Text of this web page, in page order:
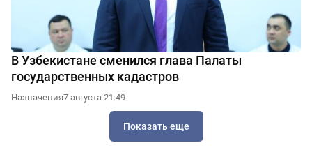
В Узбекистане сменился глава Палаты
государственных кадастров
Назначения7 августа 21:49
Показать еще